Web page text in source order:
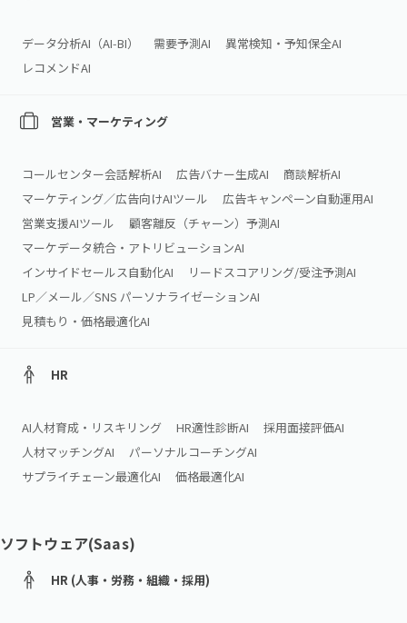
データ分析AI（AI‑BI） 需要予測AI
異常検知・予知保全AI
レコメンドAI
営業・マーケティング
コールセンター会話解析AI 広告バナー生成AI
商談解析AI
マーケティング／広告向けAIツール
広告キャンペーン自動運用AI
営業支援AIツール
顧客離反（チャーン）予測AI
マーケデータ統合・アトリビューションAI
インサイドセールス自動化AI
リードスコアリング/受注予測AI
LP／メール／SNS パーソナライゼーションAI
見積もり・価格最適化AI
HR
AI人材育成・リスキリング HR適性診断AI
採用面接評価AI
人材マッチングAI
パーソナルコーチングAI
サプライチェーン最適化AI
価格最適化AI
ソフトウェア(Saas)
HR (人事・労務・組織・採用)